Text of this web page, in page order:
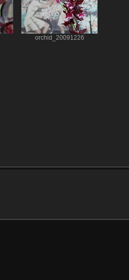
orchid_20091226